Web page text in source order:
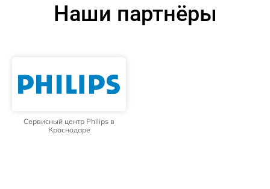
Наши партнёры
Сервисный центр Philips в
Краснодаре